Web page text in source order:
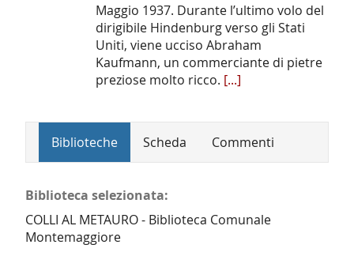
Maggio 1937. Durante l’ultimo volo del
dirigibile Hindenburg verso gli Stati
Uniti, viene ucciso Abraham
Kaufmann, un commerciante di pietre
preziose molto ricco. [...]
Biblioteche Scheda Commenti
Biblioteca selezionata:
COLLI AL METAURO - Biblioteca Comunale
Montemaggiore